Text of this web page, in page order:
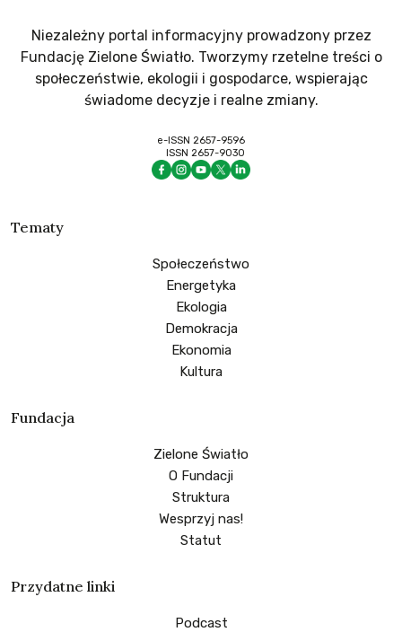
Niezależny portal informacyjny prowadzony przez
Fundację Zielone Światło. Tworzymy rzetelne treści o
społeczeństwie, ekologii i gospodarce, wspierając
świadome decyzje i realne zmiany.
e-ISSN 2657-9596
ISSN 2657-9030
Tematy
Społeczeństwo
Energetyka
Ekologia
Demokracja
Ekonomia
Kultura
Fundacja
Zielone Światło
O Fundacji
Struktura
Wesprzyj nas!
Statut
Przydatne linki
Podcast